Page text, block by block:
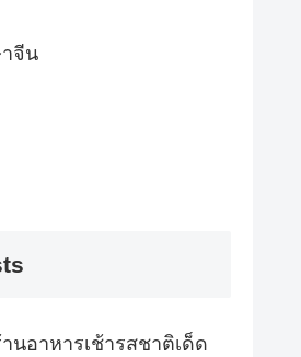
จีน
นอาหารเช้ารสชาติเด็ด